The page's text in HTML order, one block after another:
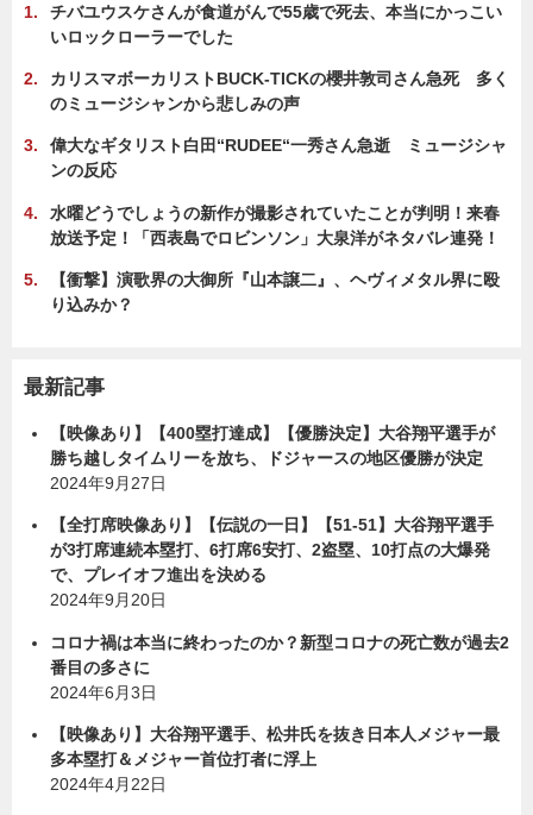
チバユウスケさんが食道がんで55歳で死去、本当にかっこい
いロックローラーでした
カリスマボーカリストBUCK-TICKの櫻井敦司さん急死 多く
のミュージシャンから悲しみの声
偉大なギタリスト白田“RUDEE“一秀さん急逝 ミュージシャ
ンの反応
水曜どうでしょうの新作が撮影されていたことが判明！来春
放送予定！「西表島でロビンソン」大泉洋がネタバレ連発！
【衝撃】演歌界の大御所『山本譲二』、ヘヴィメタル界に殴
り込みか？
最新記事
【映像あり】【400塁打達成】【優勝決定】大谷翔平選手が
勝ち越しタイムリーを放ち、ドジャースの地区優勝が決定
2024年9月27日
【全打席映像あり】【伝説の一日】【51-51】大谷翔平選手
が3打席連続本塁打、6打席6安打、2盗塁、10打点の大爆発
で、プレイオフ進出を決める
2024年9月20日
コロナ禍は本当に終わったのか？新型コロナの死亡数が過去2
番目の多さに
2024年6月3日
【映像あり】大谷翔平選手、松井氏を抜き日本人メジャー最
多本塁打＆メジャー首位打者に浮上
2024年4月22日